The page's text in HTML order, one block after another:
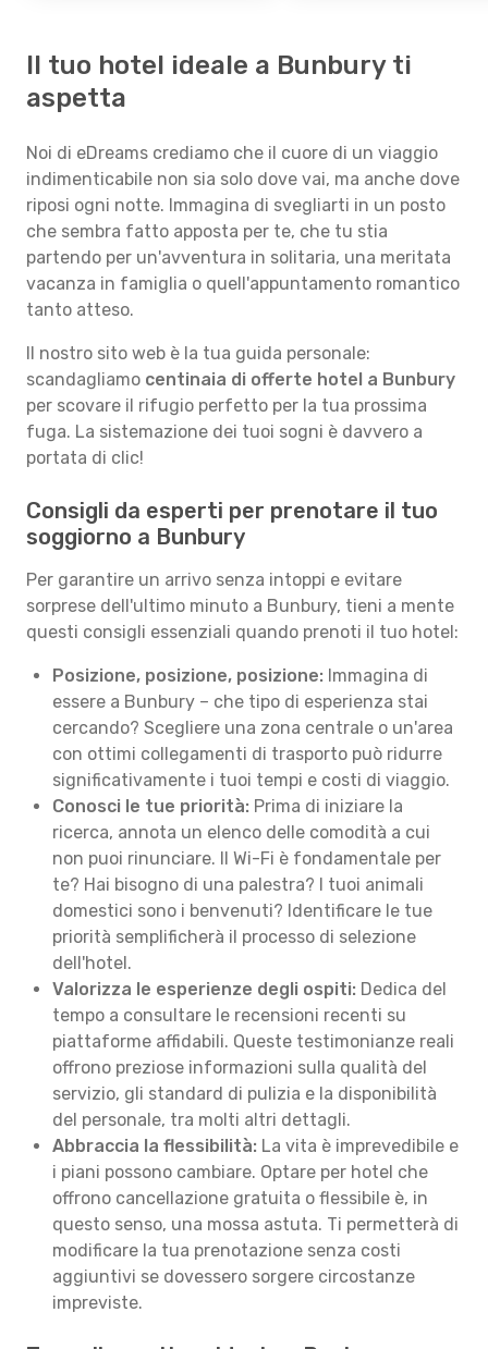
Il tuo hotel ideale a Bunbury ti
aspetta
Noi di eDreams crediamo che il cuore di un viaggio
indimenticabile non sia solo dove vai, ma anche dove
riposi ogni notte. Immagina di svegliarti in un posto
che sembra fatto apposta per te, che tu stia
partendo per un'avventura in solitaria, una meritata
vacanza in famiglia o quell'appuntamento romantico
tanto atteso.
Il nostro sito web è la tua guida personale:
scandagliamo centinaia di offerte hotel a Bunbury
per scovare il rifugio perfetto per la tua prossima
fuga. La sistemazione dei tuoi sogni è davvero a
portata di clic!
Consigli da esperti per prenotare il tuo
soggiorno a Bunbury
Per garantire un arrivo senza intoppi e evitare
sorprese dell'ultimo minuto a Bunbury, tieni a mente
questi consigli essenziali quando prenoti il tuo hotel:
Posizione, posizione, posizione: Immagina di
essere a Bunbury – che tipo di esperienza stai
cercando? Scegliere una zona centrale o un'area
con ottimi collegamenti di trasporto può ridurre
significativamente i tuoi tempi e costi di viaggio.
Conosci le tue priorità: Prima di iniziare la
ricerca, annota un elenco delle comodità a cui
non puoi rinunciare. Il Wi-Fi è fondamentale per
te? Hai bisogno di una palestra? I tuoi animali
domestici sono i benvenuti? Identificare le tue
priorità semplificherà il processo di selezione
dell'hotel.
Valorizza le esperienze degli ospiti: Dedica del
tempo a consultare le recensioni recenti su
piattaforme affidabili. Queste testimonianze reali
offrono preziose informazioni sulla qualità del
servizio, gli standard di pulizia e la disponibilità
del personale, tra molti altri dettagli.
Abbraccia la flessibilità: La vita è imprevedibile e
i piani possono cambiare. Optare per hotel che
offrono cancellazione gratuita o flessibile è, in
questo senso, una mossa astuta. Ti permetterà di
modificare la tua prenotazione senza costi
aggiuntivi se dovessero sorgere circostanze
impreviste.